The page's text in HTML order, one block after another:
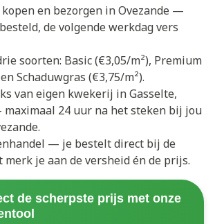
kopen en bezorgen in Ovezande —
de volgende werkdag vers
soorten: Basic (€3,05/m²), Premium
Schaduwgras (€3,75/m²).
van eigen kwekerij in Gasselte,
24 uur na het steken bij jou
— je bestelt direct bij de
merk je aan de versheid én de prijs.
de scherpste prijs met onze